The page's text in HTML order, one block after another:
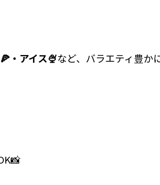
🍕 ・アイス🍨など、バラエティ豊か